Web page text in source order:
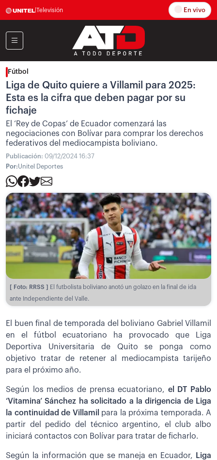
Televisión En vivo
Fútbol
Liga de Quito quiere a Villamil para 2025:
Esta es la cifra que deben pagar por su
fichaje
El ‘Rey de Copas’ de Ecuador comenzará las
negociaciones con Bolívar para comprar los derechos
federativos del mediocampista boliviano.
Publicación: 09/12/2024 16:37
Por:Unitel Deportes
[ Foto: RRSS ]
El futbolista boliviano anotó un golazo en la final de ida
ante Independiente del Valle.
El buen final de temporada del boliviano Gabriel Villamil
en el fútbol ecuatoriano ha provocado que Liga
Deportiva Universitaria de Quito se ponga como
objetivo tratar de retener al mediocampista tarijeño
para el próximo año.
Según los medios de prensa ecuatoriano, el DT Pablo
‘Vitamina’ Sánchez ha solicitado a la dirigencia de Liga
la continuidad de Villamil para la próxima temporada. A
partir del pedido del técnico argentino, el club albo
iniciará contactos con Bolívar para tratar de ficharlo.
Según la información que se maneja en Ecuador,
Liga